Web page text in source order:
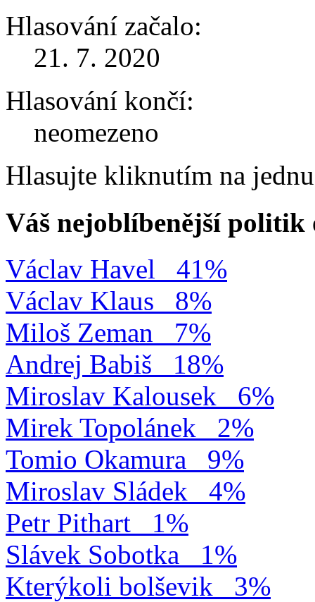
Hlasování začalo:
21. 7. 2020
Hlasování končí:
neomezeno
Hlasujte kliknutím na
Váš nejoblíbenější politik
Václav Havel
41%
Václav Klaus
8%
Miloš Zeman
7%
Andrej Babiš
18%
Miroslav Kalousek
6%
Mirek Topolánek
2%
Tomio Okamura
9%
Miroslav Sládek
4%
Petr Pithart
1%
Slávek Sobotka
1%
Kterýkoli bolševik
3%